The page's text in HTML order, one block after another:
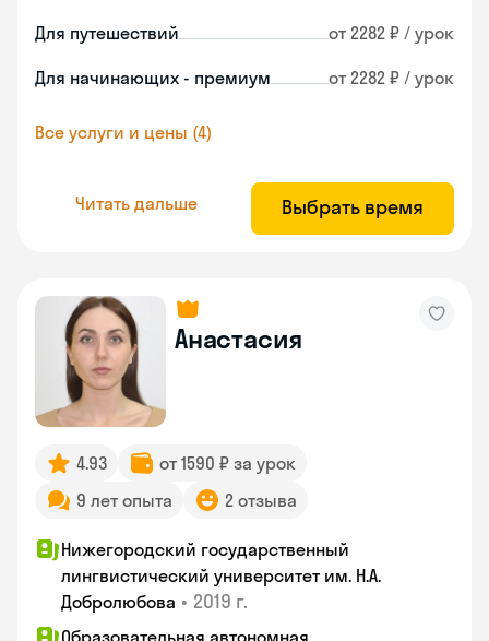
Для путешествий от 2282 ₽ / урок
Для начинающих - премиум от 2282 ₽ / урок
Все услуги и цены (4)
Читать дальше Выбрать время
Анастасия
4.93
от 1590 ₽ за урок
9 лет опыта
2 отзыва
Нижегородский государственный
лингвистический университет им. Н.А.
Добролюбова • 2019 г.
Образовательная автономная